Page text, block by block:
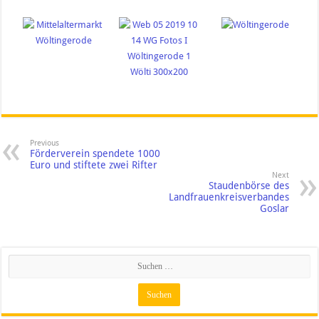
Previous
Förderverein spendete 1000
Euro und stiftete zwei Rifter
Next
Staudenbörse des
Landfrauenkreisverbandes
Goslar